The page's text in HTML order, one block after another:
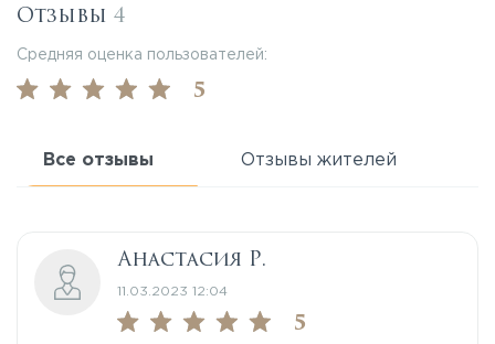
Отзывы 4
Средняя оценка пользователей:
5
Все отзывы Отзывы жителей
Анастасия Р.
11.03.2023 12:04
5